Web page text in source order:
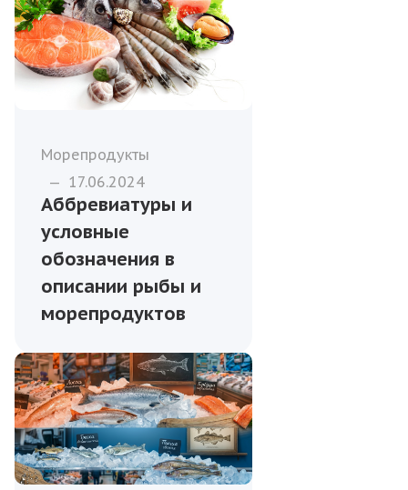
Морепродукты
— 17.06.2024
Аббревиатуры и
условные
обозначения в
описании рыбы и
морепродуктов